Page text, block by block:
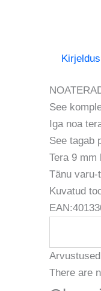
Kirjeldus
See
Iga noa
See tagab
Tera 9
Tänu
Kuvatud
Arvustused
There are